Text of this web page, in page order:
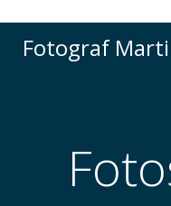
Fotograf